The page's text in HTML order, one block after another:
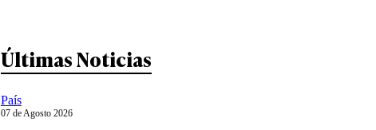
Últimas Noticias
País
07 de Agosto 2026